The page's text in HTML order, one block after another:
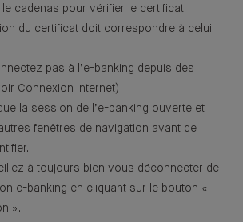
le cadenas pour vérifier le certificat
du certificat doit correspondre à celui
pas à l’e-banking depuis des
Connexion Internet).
la session de l’e-banking ouverte et
fenêtres de navigation avant de
à toujours bien vous déconnecter de
e-banking en cliquant sur le bouton «
».